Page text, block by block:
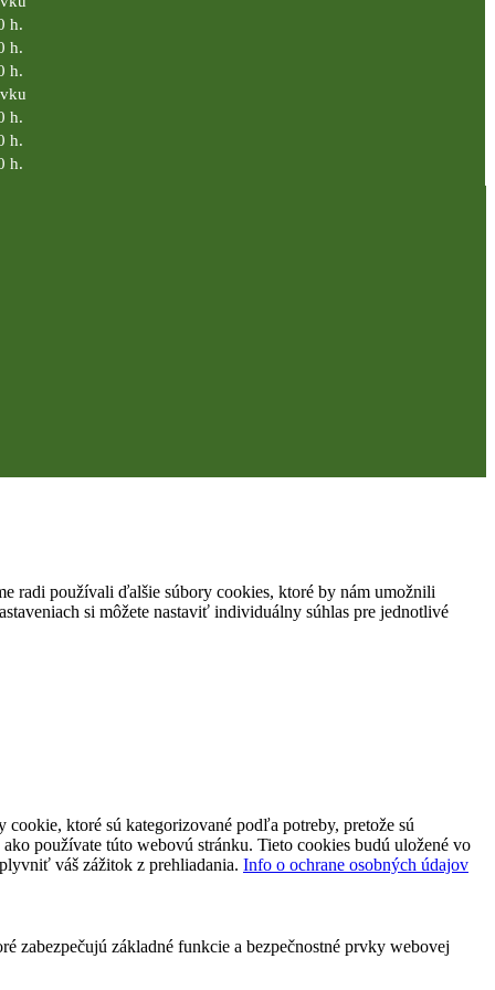
h.
h.
h.
h.
h.
h.
radi používali ďalšie súbory cookies, ktoré by nám umožnili
si môžete nastaviť individuálny súhlas pre jednotlivé
ktoré sú kategorizované podľa potreby, pretože sú
používate túto webovú stránku. Tieto cookies budú uložené vo
váš zážitok z prehliadania. Info o ochrane osobných údajov
zabezpečujú základné funkcie a bezpečnostné prvky webovej